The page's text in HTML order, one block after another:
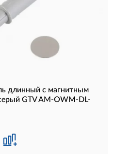
длинный с магнитным
GTV AM-OWM-DL-